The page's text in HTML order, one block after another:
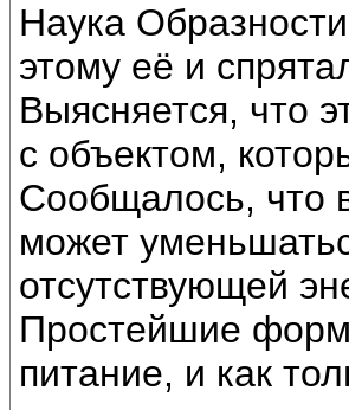
Наука
этому её и
Выясняется, что
с объектом,
Сообщалось, что
может
отсутствующей
Простейшие
питание, и как